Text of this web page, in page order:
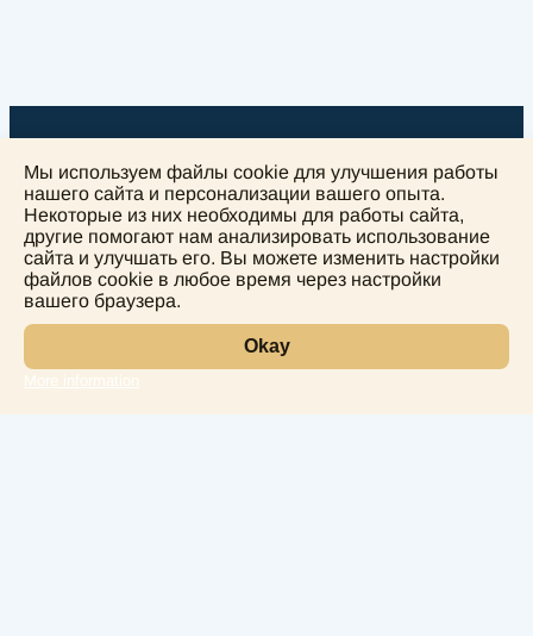
+
Мы используем файлы cookie для улучшения работы
нашего сайта и персонализации вашего опыта.
Некоторые из них необходимы для работы сайта,
другие помогают нам анализировать использование
сайта и улучшать его. Вы можете изменить настройки
файлов cookie в любое время через настройки
вашего браузера.
Okay
More information